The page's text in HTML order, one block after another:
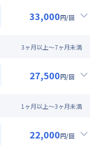
間に応じて、他に
可能はお部屋もご
１か月（30日）以
す。
33,000円/回
3ヶ月以上～7ヶ月未満
27,500円/回
1 ヶ月以上～3ヶ月未満
22,000円/回